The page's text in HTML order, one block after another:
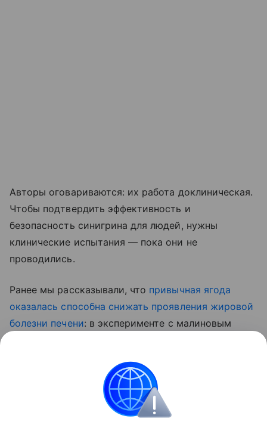
Авторы оговариваются: их работа доклиническая.
Чтобы подтвердить эффективность и
безопасность синигрина для людей, нужны
клинические испытания — пока они не
проводились.
Ранее мы рассказывали, что привычная ягода
оказалась способна снижать проявления жировой
болезни печени: в эксперименте с малиновым
Красота и здоровье